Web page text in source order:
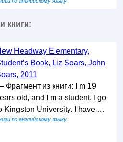
книги:
Headway Elementary,
Book, Liz Soars, John
2011
Фрагмент из книги: I m 19
old, and I m a student. I go
Kingston University. I have …
по английскому языку